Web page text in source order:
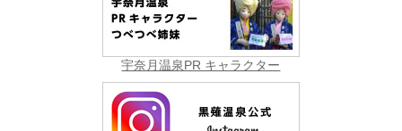
宇奈月温泉PR キャラクター